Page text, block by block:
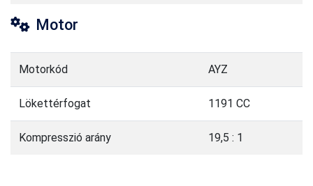
Motor
Motorkód AYZ
Lökettérfogat 1191 CC
Kompresszió arány 19,5 : 1